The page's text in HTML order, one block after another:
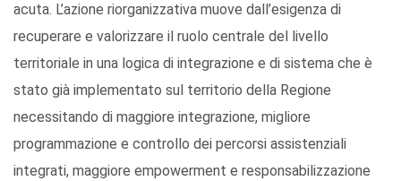
acuta. L’azione riorganizzativa muove dall’esigenza di
recuperare e valorizzare il ruolo centrale del livello
territoriale in una logica di integrazione e di sistema che è
stato già implementato sul territorio della Regione
necessitando di maggiore integrazione, migliore
programmazione e controllo dei percorsi assistenziali
integrati, maggiore empowerment e responsabilizzazione